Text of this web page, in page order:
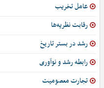
عامل تخریب
رقابت نظریه‌ها
رشد در بستر تاریخ
رابطه رشد و نوآوری
تجارت معصومیت